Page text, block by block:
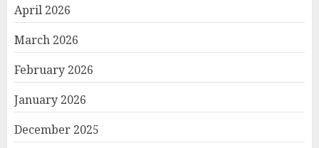
April 2026
March 2026
February 2026
January 2026
December 2025